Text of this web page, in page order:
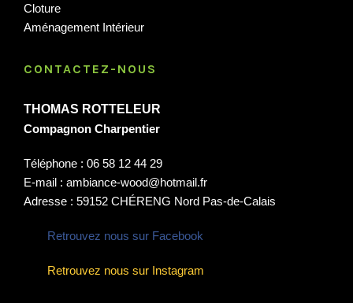
Cloture
Aménagement Intérieur
CONTACTEZ-NOUS
THOMAS ROTTELEUR
Compagnon Charpentier
Téléphone : 06 58 12 44 29
E-mail : ambiance-wood@hotmail.fr
Adresse : 59152 CHÉRENG Nord Pas-de-Calais
Retrouvez nous sur Facebook
Retrouvez nous sur Instagram